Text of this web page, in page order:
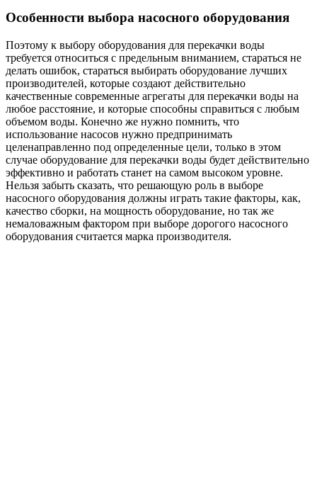
Особенности выбора насосного оборудования
Поэтому к выбору оборудования для перекачки воды
требуется относиться с предельным вниманием, стараться не
делать ошибок, стараться выбирать оборудование лучших
производителей, которые создают действительно
качественные современные агрегаты для перекачки воды на
любое расстояние, и которые способны справиться с любым
объемом воды. Конечно же нужно помнить, что
использование насосов нужно предпринимать
целенаправленно под определенные цели, только в этом
случае оборудование для перекачки воды будет действительно
эффективно и работать станет на самом высоком уровне.
Нельзя забыть сказать, что решающую роль в выборе
насосного оборудования должны играть такие факторы, как,
качество сборки, на мощность оборудование, но так же
немаловажным фактором при выборе дорогого насосного
оборудования считается марка производителя.